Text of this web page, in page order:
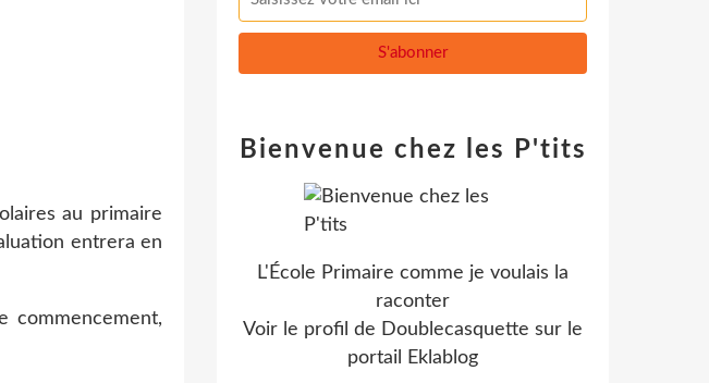
au primaire
entrera en
commencement,
Bienvenue chez les P'tits
L'École Primaire comme je voulais la
raconter
Voir le profil de Doublecasquette sur le
portail Eklablog